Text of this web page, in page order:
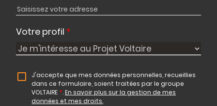
Votre profil *
J'accepte que mes données personnelles, recueillies
dans ce formulaire, soient traitées par le groupe
VOLTAIRE *.En savoir plus sur la gestion de mes
données et mes droits.